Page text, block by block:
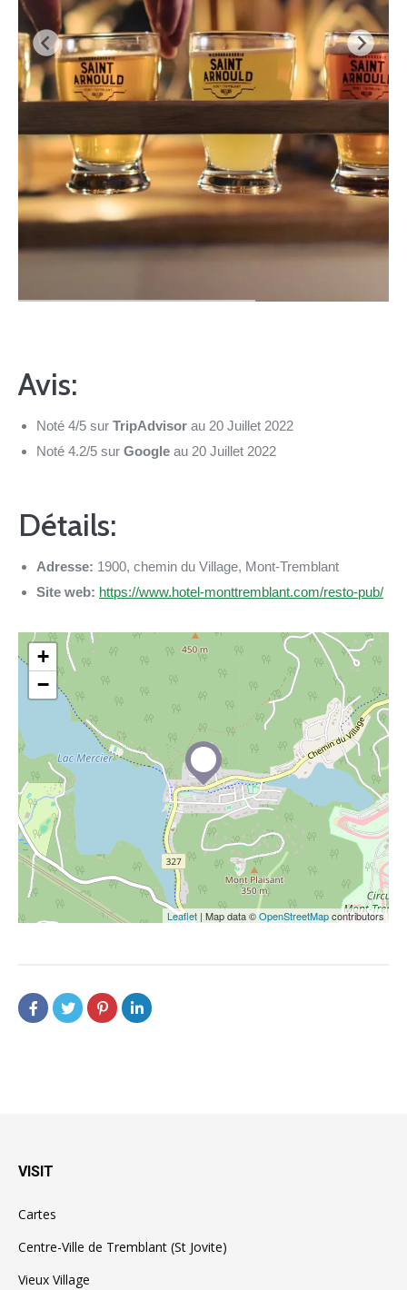
Avis:
Noté 4/5 sur TripAdvisor au 20 Juillet 2022
Noté 4.2/5 sur Google au 20 Juillet 2022
Détails:
Adresse: 1900, chemin du Village, Mont-Tremblant
Site web: https://www.hotel-monttremblant.com/resto-pub/
+
−
Leaflet | Map data ©OpenStreetMapcontributors
VISIT
Cartes
Centre-Ville de Tremblant (St Jovite)
Vieux Village